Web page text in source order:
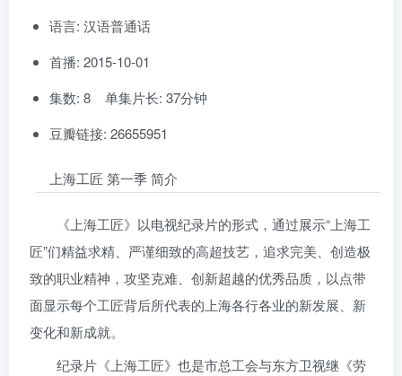
语言: 汉语普通话
首播: 2015-10-01
集数: 8 单集片长: 37分钟
豆瓣链接: 26655951
上海工匠 第一季 简介
《上海工匠》以电视纪录片的形式，通过展示“上海工
匠”们精益求精、严谨细致的高超技艺，追求完美、创造极
致的职业精神，攻坚克难、创新超越的优秀品质，以点带
面显示每个工匠背后所代表的上海各行各业的新发展、新
变化和新成就。
纪录片《上海工匠》也是市总工会与东方卫视继《劳